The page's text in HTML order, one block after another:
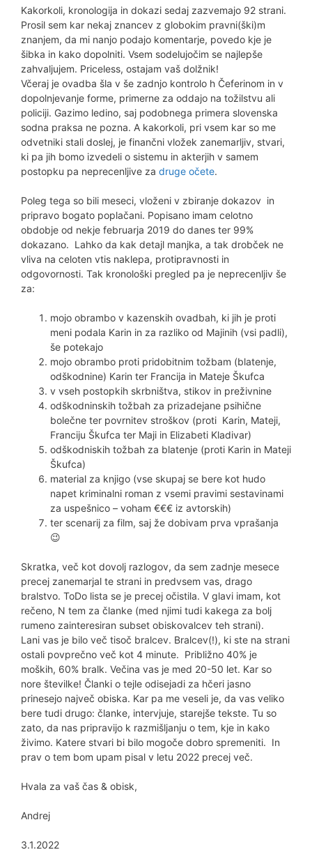
Kakorkoli, kronologija in dokazi sedaj zazvemajo 92 strani.
Prosil sem kar nekaj znancev z globokim pravni(ški)m
znanjem, da mi nanjo podajo komentarje, povedo kje je
šibka in kako dopolniti. Vsem sodelujočim se najlepše
zahvaljujem. Priceless, ostajam vaš dolžnik!
Včeraj je ovadba šla v še zadnjo kontrolo h Čeferinom in v
dopolnjevanje forme, primerne za oddajo na tožilstvu ali
policiji. Gazimo ledino, saj podobnega primera slovenska
sodna praksa ne pozna. A kakorkoli, pri vsem kar so me
odvetniki stali doslej, je finančni vložek zanemarljiv, stvari,
ki pa jih bomo izvedeli o sistemu in akterjih v samem
postopku pa neprecenljive za druge očete.
Poleg tega so bili meseci, vloženi v zbiranje dokazov in
pripravo bogato poplačani. Popisano imam celotno
obdobje od nekje februarja 2019 do danes ter 99%
dokazano. Lahko da kak detajl manjka, a tak drobček ne
vliva na celoten vtis naklepa, protipravnosti in
odgovornosti. Tak kronološki pregled pa je neprecenljiv še
za:
mojo obrambo v kazenskih ovadbah, ki jih je proti
meni podala Karin in za razliko od Majinih (vsi padli),
še potekajo
mojo obrambo proti pridobitnim tožbam (blatenje,
odškodnine) Karin ter Francija in Mateje Škufca
v vseh postopkih skrbništva, stikov in preživnine
odškodninskih tožbah za prizadejane psihične
bolečne ter povrnitev stroškov (proti Karin, Mateji,
Franciju Škufca ter Maji in Elizabeti Kladivar)
odškodniskih tožbah za blatenje (proti Karin in Mateji
Škufca)
material za knjigo (vse skupaj se bere kot hudo
napet kriminalni roman z vsemi pravimi sestavinami
za uspešnico – voham €€€ iz avtorskih)
ter scenarij za film, saj že dobivam prva vprašanja
😉
Skratka, več kot dovolj razlogov, da sem zadnje mesece
precej zanemarjal te strani in predvsem vas, drago
bralstvo. ToDo lista se je precej očistila. V glavi imam, kot
rečeno, N tem za članke (med njimi tudi kakega za bolj
rumeno zainteresiran subset obiskovalcev teh strani).
Lani vas je bilo več tisoč bralcev. Bralcev(!), ki ste na strani
ostali povprečno več kot 4 minute. Približno 40% je
moških, 60% bralk. Večina vas je med 20-50 let. Kar so
nore številke! Članki o tejle odisejadi za hčeri jasno
prinesejo največ obiska. Kar pa me veseli je, da vas veliko
bere tudi drugo: članke, intervjuje, starejše tekste. Tu so
zato, da nas pripravijo k razmišljanju o tem, kje in kako
živimo. Katere stvari bi bilo mogoče dobro spremeniti. In
prav o tem bom upam pisal v letu 2022 precej več.
Hvala za vaš čas & obisk,
Andrej
3.1.2022